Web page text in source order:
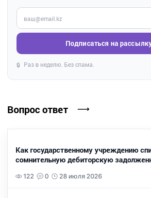
Введите ваш e-mail
Подписаться на
🔒 Раз в неделю. Без спама.
Вопрос ответ
Как государственному учреждению
сомнительную дебиторскую
122 0 28 июля 2026